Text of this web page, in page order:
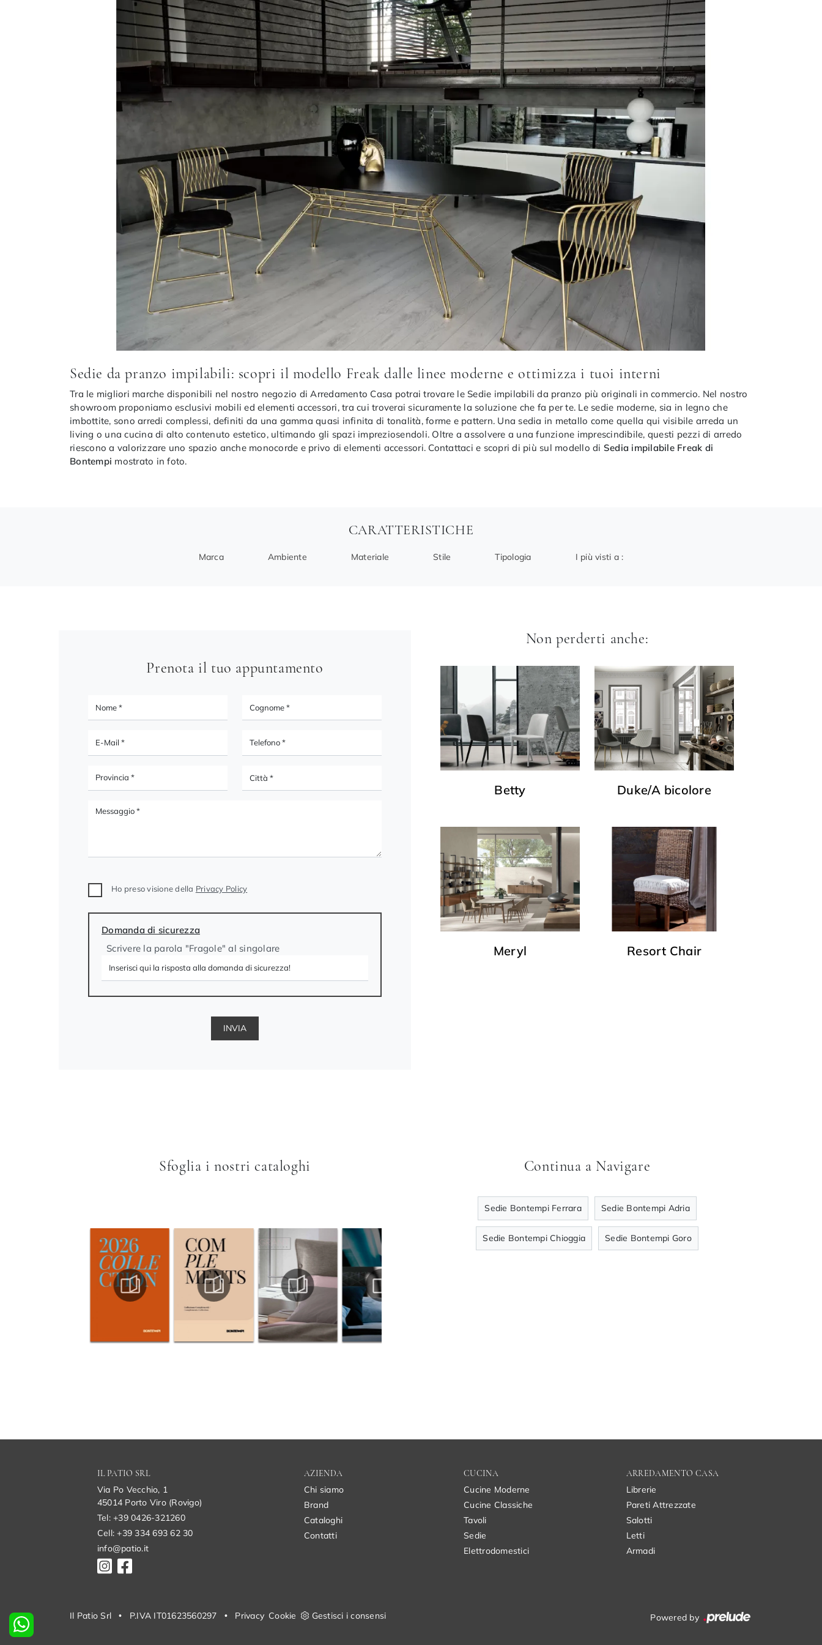
Sedie da pranzo impilabili: scopri il modello Freak dalle linee moderne e ottimizza i tuoi interni
Tra le migliori marche disponibili nel nostro negozio di Arredamento Casa potrai trovare le Sedie impilabili da pranzo più originali in commercio. Nel nostro
showroom proponiamo esclusivi mobili ed elementi accessori, tra cui troverai sicuramente la soluzione che fa per te. Le sedie moderne, sia in legno che
imbottite, sono arredi complessi, definiti da una gamma quasi infinita di tonalità, forme e pattern. Una sedia in metallo come quella qui visibile arreda un
living o una cucina di alto contenuto estetico, ultimando gli spazi impreziosendoli. Oltre a assolvere a una funzione imprescindibile, questi pezzi di arredo
riescono a valorizzare uno spazio anche monocorde e privo di elementi accessori. Contattaci e scopri di più sul modello di Sedia impilabile Freak di
Bontempi mostrato in foto.
CARATTERISTICHE
Marca Ambiente Materiale Stile Tipologia I più visti a :
Prenota il tuo appuntamento
Ho preso visione della Privacy Policy
Domanda di sicurezza
Scrivere la parola "Fragole" al singolare
INVIA
Non perderti anche:
Betty Duke/A bicolore
Meryl Resort Chair
Sfoglia i nostri cataloghi Continua a Navigare
Sedie Bontempi Ferrara Sedie Bontempi Adria
Sedie Bontempi Chioggia Sedie Bontempi Goro
IL PATIO SRL
Via Po Vecchio, 1
45014 Porto Viro (Rovigo)
Tel: +39 0426-321260
Cell: +39 334 693 62 30
info@patio.it
AZIENDA
Chi siamo
Brand
Cataloghi
Contatti
CUCINA
Cucine Moderne
Cucine Classiche
Tavoli
Sedie
Elettrodomestici
ARREDAMENTO CASA
Librerie
Pareti Attrezzate
Salotti
Letti
Armadi
Il Patio Srl • P.IVA IT01623560297 • Privacy Cookie Gestisci i consensi Powered by